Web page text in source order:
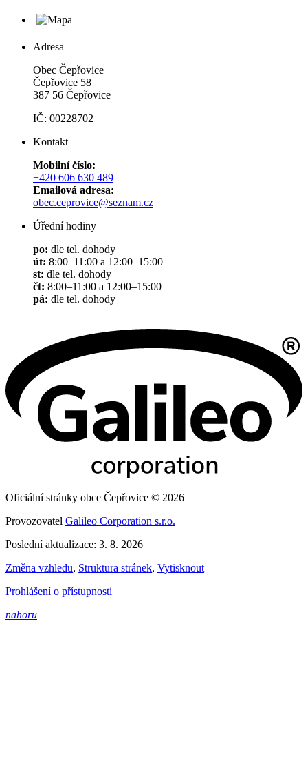
Adresa
Obec Čepřovice
Čepřovice 58
387 56 Čepřovice
IČ: 00228702
Kontakt
Mobilní číslo:
+420 606 630 489
Emailová adresa:
obec.ceprovice@seznam.cz
Úřední hodiny
po: dle tel. dohody
út: 8:00–11:00 a 12:00–15:00
st: dle tel. dohody
čt: 8:00–11:00 a 12:00–15:00
pá: dle tel. dohody
Oficiální stránky obce Čepřovice © 2026
Provozovatel Galileo Corporation s.r.o.
Poslední aktualizace: 3. 8. 2026
Změna vzhledu, Struktura stránek, Vytisknout
Prohlášení o přístupnosti
nahoru